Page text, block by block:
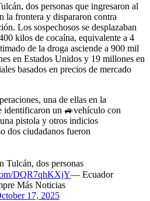
dos personas que ingresaron al
la frontera y dispararon contra
Los sospechosos se desplazaban
kilos de cocaína, equivalente a 4
de la droga asciende a 900 mil
en Estados Unidos y 19 millones en
basados en precios de mercado
una de ellas en la
identificaron un 🚙vehículo con
pistola y otros indicios
dos ciudadanos fueron
Tulcán, dos personas
DQR7qhKXjY— Ecuador
Más Noticias
17, 2025